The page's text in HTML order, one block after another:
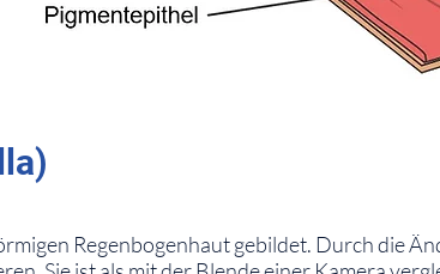
Regenbogenhaut gebildet. Durch die